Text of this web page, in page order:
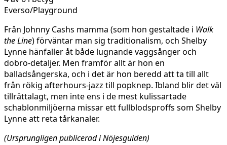
Everso/Playground
Från Johnny Cashs mamma (som hon gestaltade i Walk
the Line) förväntar man sig traditionalism, och Shelby
Lynne hänfaller åt både lugnande vaggsånger och
dobro-detaljer. Men framför allt är hon en
balladsångerska, och i det är hon beredd att ta till allt
från rökig afterhours-jazz till popknep. Ibland blir det väl
tillrättalagt, men inte ens i de mest kulissartade
schablonmiljöerna missar ett fullblodsproffs som Shelby
Lynne att reta tårkanaler.
(Ursprungligen publicerad i Nöjesguiden)